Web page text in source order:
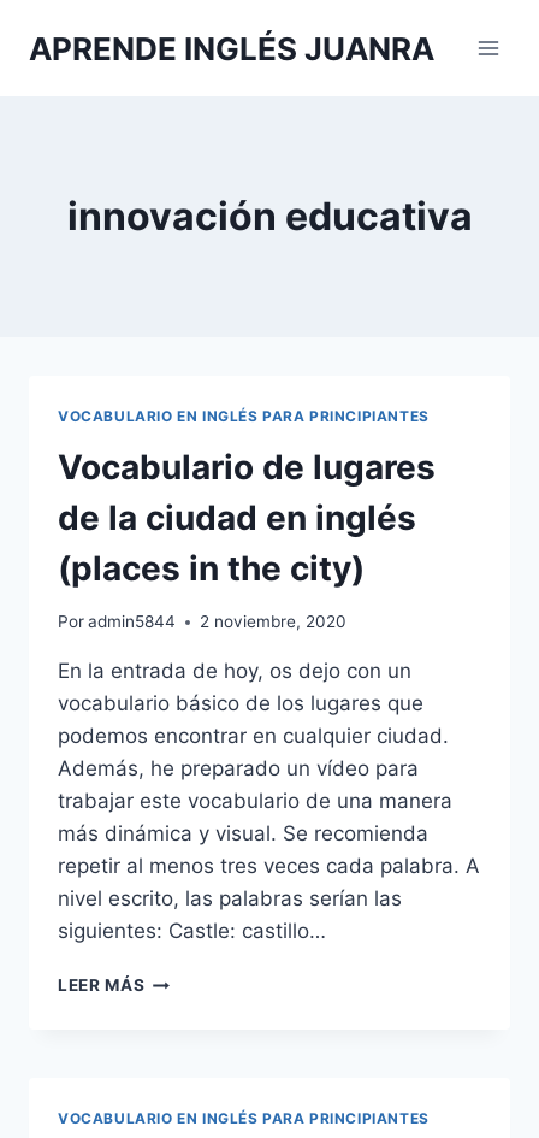
APRENDE INGLÉS JUANRA
innovación educativa
VOCABULARIO EN INGLÉS PARA PRINCIPIANTES
Vocabulario de lugares
de la ciudad en inglés
(places in the city)
Poradmin5844 2 noviembre, 2020
En la entrada de hoy, os dejo con un
vocabulario básico de los lugares que
podemos encontrar en cualquier ciudad.
Además, he preparado un vídeo para
trabajar este vocabulario de una manera
más dinámica y visual. Se recomienda
repetir al menos tres veces cada palabra. A
nivel escrito, las palabras serían las
siguientes: Castle: castillo…
LEER MÁS VOCABULARIO
VOCABULARIO EN INGLÉS PARA PRINCIPIANTES